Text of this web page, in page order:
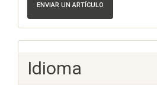
ENVIAR UN ARTÍCULO
Idioma